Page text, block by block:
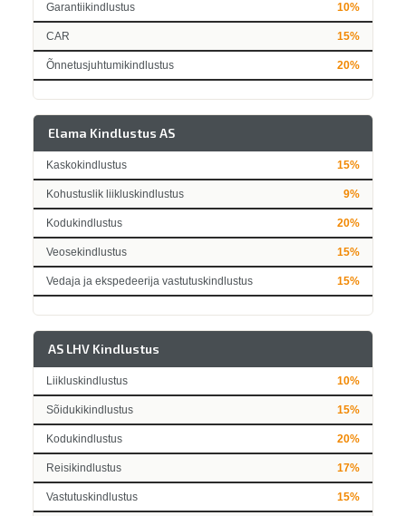
Garantiikindlustus 10%
CAR 15%
Õnnetusjuhtumikindlustus 20%
Elama Kindlustus AS
Kaskokindlustus 15%
Kohustuslik liikluskindlustus 9%
Kodukindlustus 20%
Veosekindlustus 15%
Vedaja ja ekspedeerija vastutuskindlustus 15%
AS LHV Kindlustus
Liikluskindlustus 10%
Sõidukikindlustus 15%
Kodukindlustus 20%
Reisikindlustus 17%
Vastutuskindlustus 15%